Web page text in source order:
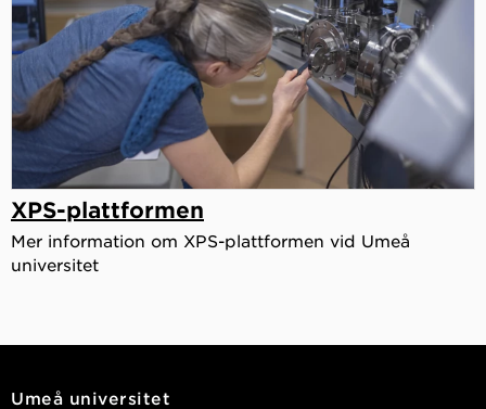
XPS-plattformen
Mer information om XPS-plattformen vid Umeå
universitet
Umeå universitet